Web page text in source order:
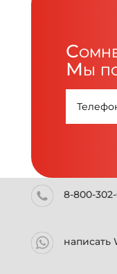
Мы
8-800-
написать